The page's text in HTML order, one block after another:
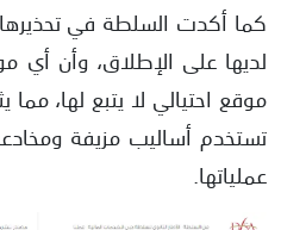
لديها على الإطلاق، وأن أي
موقع احتيالي لا يتبع لها،
تستخدم أساليب مزيفة
عملياتها.